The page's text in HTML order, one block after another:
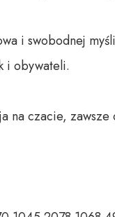
i swobodnej
i obywateli.
na czacie,